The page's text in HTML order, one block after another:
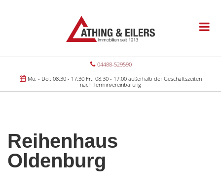
04488-529590
Mo. - Do.: 08:30 - 17:30 Fr.: 08:30 - 17:00 außerhalb der Geschäftszeiten
nach Terminvereinbarung
Reihenhaus
Oldenburg